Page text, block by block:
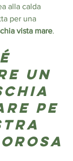
alla calda
per una
vista mare.
un
pe